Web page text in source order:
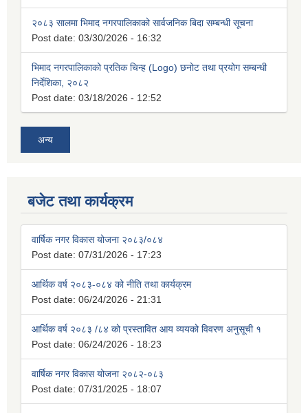
२०८३ सालमा भिमाद नगरपालिकाको सार्वजनिक बिदा सम्बन्धी सूचना
Post date: 03/30/2026 - 16:32
भिमाद नगरपालिकाको प्रतिक चिन्ह (Logo) छनोट तथा प्रयोग सम्बन्धी
निर्देशिका, २०८२
Post date: 03/18/2026 - 12:52
अन्य
बजेट तथा कार्यक्रम
वार्षिक नगर विकास योजना २०८३/०८४
Post date: 07/31/2026 - 17:23
आर्थिक वर्ष २०८३-०८४ को नीति तथा कार्यक्रम
Post date: 06/24/2026 - 21:31
आर्थिक वर्ष २०८३ /८४ को प्रस्तावित आय व्ययको विवरण अनुसूची १
Post date: 06/24/2026 - 18:23
वार्षिक नगर विकास योजना २०८२-०८३
Post date: 07/31/2025 - 18:07